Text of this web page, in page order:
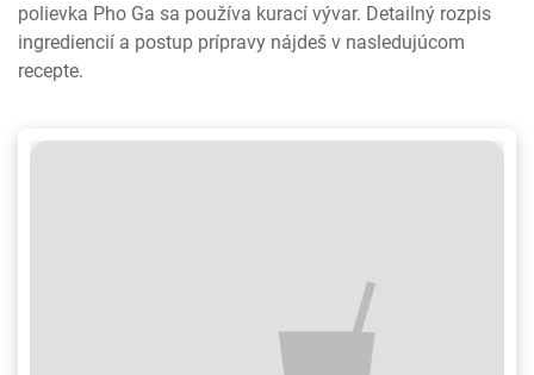
polievka Pho Ga sa používa kurací vývar. Detailný rozpis
ingrediencií a postup prípravy nájdeš v nasledujúcom
recepte.